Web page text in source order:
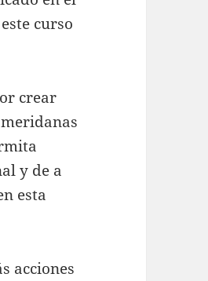
curso
crear
y de a
esta
acciones